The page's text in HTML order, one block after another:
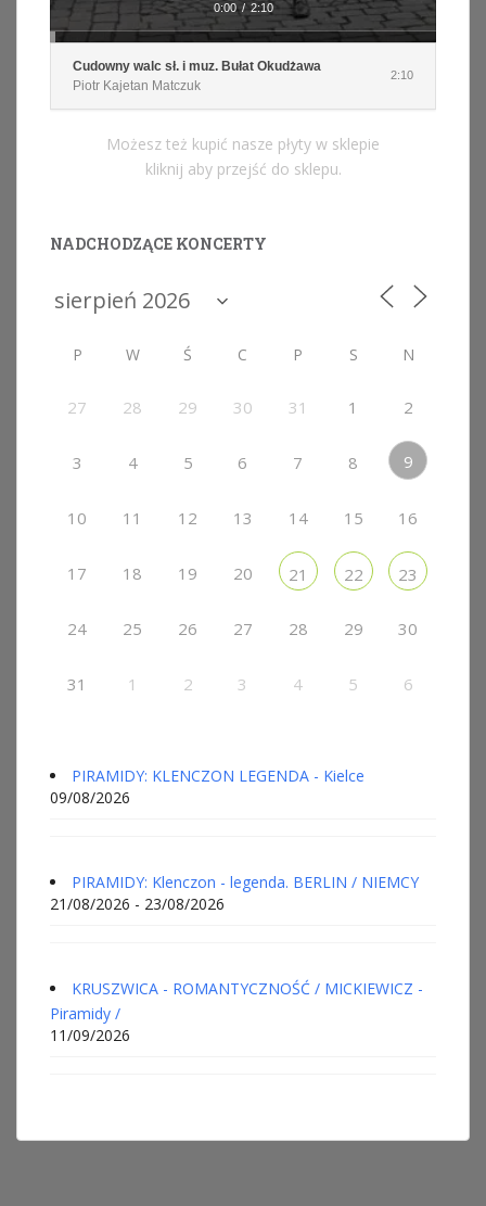
0:00 / 2:10
Cudowny walc sł. i muz. Bułat Okudżawa
Piotr Kajetan Matczuk
2:10
Możesz też kupić nasze płyty w sklepie
kliknij aby przejść do sklepu.
NADCHODZĄCE KONCERTY
P W Ś C P S N
27 28 29 30 31 1 2
3 4 5 6 7 8 9
10 11 12 13 14 15 16
17 18 19 20 21 22 23
24 25 26 27 28 29 30
31 1 2 3 4 5 6
PIRAMIDY: KLENCZON LEGENDA - Kielce
09/08/2026
PIRAMIDY: Klenczon - legenda. BERLIN / NIEMCY
21/08/2026 - 23/08/2026
KRUSZWICA - ROMANTYCZNOŚĆ / MICKIEWICZ -
Piramidy /
11/09/2026